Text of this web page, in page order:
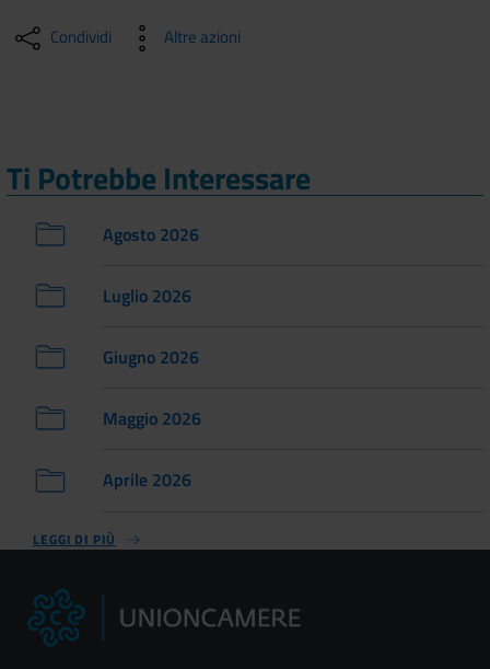
Condividi Altre azioni
Ti Potrebbe Interessare
Agosto 2026
Luglio 2026
Giugno 2026
Maggio 2026
Aprile 2026
LEGGI DI PIÙ